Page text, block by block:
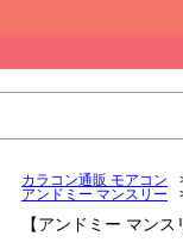
カラコン通販 モアコン
アンドミー マンスリー
【アンドミー マン